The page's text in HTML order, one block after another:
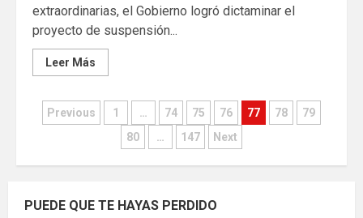
extraordinarias, el Gobierno logró dictaminar el
proyecto de suspensión...
Leer Más
Paginación
de
Previous 1 … 74 75 76 77 78
79
80
… 147 Next
PUEDE QUE TE HAYAS PERDIDO